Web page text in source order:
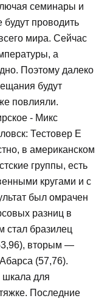
семинары и
будут проводить
мира. Сейчас
а
Поэтому далеко
будут
повлияли.
- Микс
Тестовер Е
в американском
группы, есть
кругами и с
был омрачен
разниц в
стал бразилец
вторым —
(57,76).
шкала для
Последние